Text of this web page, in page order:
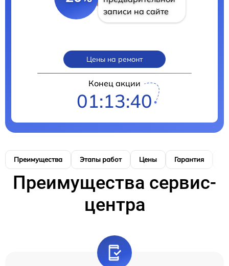
записи на сайте
Цены на ремонт
Конец акции
01:13:39
Преимущества Этапы работ Цены Гарантия
Преимущества сервис-
центра